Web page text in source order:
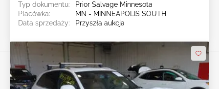
Typ dokumentu:
Prior Salvage Minnesota
Placówka:
MN - MINNEAPOLIS SOUTH
Data sprzedaży:
Przyszła aukcja